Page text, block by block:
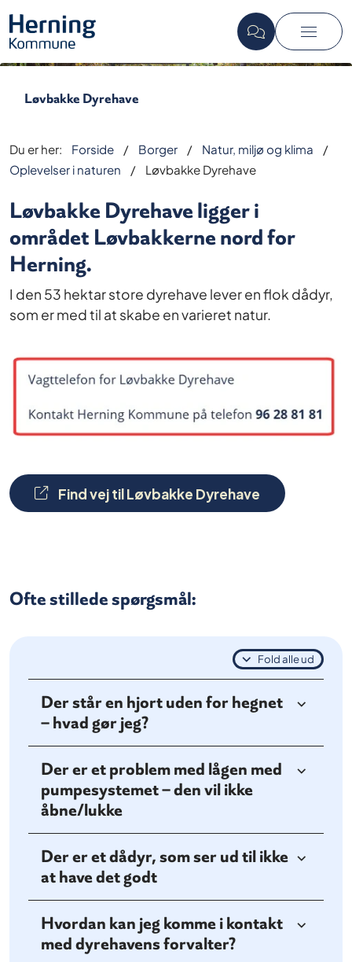
Løvbakke Dyrehave
Du er her: Forside Borger
Natur, miljø og klima
Oplevelser i naturen
Løvbakke Dyrehave
Løvbakke Dyrehave ligger i
området Løvbakkerne nord for
Herning.
I den 53 hektar store dyrehave lever en flok dådyr,
som er med til at skabe en varieret natur.
Find vej til Løvbakke Dyrehave
Ofte stillede spørgsmål:
Fold alle ud
Der står en hjort uden for hegnet
– hvad gør jeg?
Der er et problem med lågen med
pumpesystemet – den vil ikke
åbne/lukke
Der er et dådyr, som ser ud til ikke
at have det godt
Hvordan kan jeg komme i kontakt
med dyrehavens forvalter?